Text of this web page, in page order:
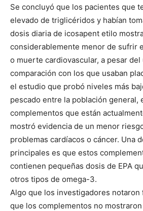
I WANT IN
I've read and accept the Privacy Policy
Se concluyó que los pacientes que
elevado de triglicéridos y habían
dosis diaria de icosapent etilo
considerablemente menor de sufrir
o muerte cardiovascular, a pesar
comparación con los que usaban
el estudio que probó niveles más
pescado entre la población general,
complementos que están
mostró evidencia de un menor
problemas cardíacos o cáncer. Una
principales es que estos
contienen pequeñas dosis de EPA
otros tipos de omega-3.
Algo que los investigadores notaron
que los complementos no